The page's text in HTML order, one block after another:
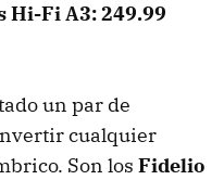
Hi-Fi A3: 249.99
un par de
cualquier
Son los Fidelio